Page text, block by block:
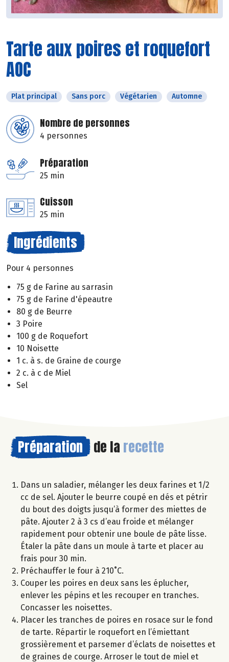
Tarte aux poires et roquefort
AOC
Plat principal Sans porc Végétarien Automne
Nombre de personnes
4 personnes
Préparation
25 min
Cuisson
25 min
Ingrédients
Pour 4 personnes
75 g de Farine au sarrasin
75 g de Farine d'épeautre
80 g de Beurre
3 Poire
100 g de Roquefort
10 Noisette
1 c. à s. de Graine de courge
2 c. à c de Miel
Sel
Préparation de la recette
Dans un saladier, mélanger les deux farines et 1/2
cc de sel. Ajouter le beurre coupé en dés et pétrir
du bout des doigts jusqu’à former des miettes de
pâte. Ajouter 2 à 3 cs d’eau froide et mélanger
rapidement pour obtenir une boule de pâte lisse.
Étaler la pâte dans un moule à tarte et placer au
frais pour 30 min.
Préchauffer le four à 210˚C.
Couper les poires en deux sans les éplucher,
enlever les pépins et les recouper en tranches.
Concasser les noisettes.
Placer les tranches de poires en rosace sur le fond
de tarte. Répartir le roquefort en l’émiettant
grossièrement et parsemer d’éclats de noisettes et
de graines de courge. Arroser le tout de miel et